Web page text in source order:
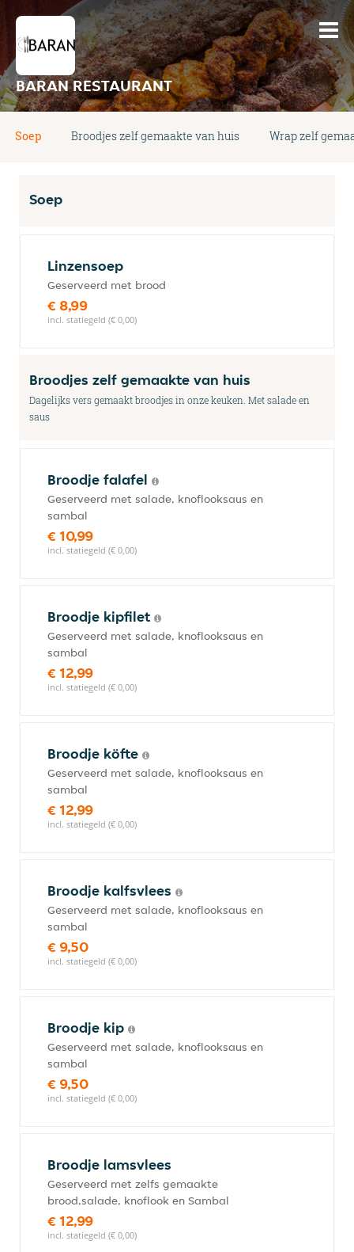
BARAN RESTAURANT
Soep Broodjes zelf gemaakte van huis Wrap zelf
Soep
Linzensoep
Geserveerd met brood
€ 8,99
incl. statiegeld (€ 0,00)
Broodjes zelf gemaakte van huis
Dagelijks vers gemaakt broodjes in onze keuken. Met salade en
saus
Broodje falafel
Geserveerd met salade, knoflooksaus en
sambal
€ 10,99
incl. statiegeld (€ 0,00)
Broodje kipfilet
Geserveerd met salade, knoflooksaus en
sambal
€ 12,99
incl. statiegeld (€ 0,00)
Broodje köfte
Geserveerd met salade, knoflooksaus en
sambal
€ 12,99
incl. statiegeld (€ 0,00)
Broodje kalfsvlees
Geserveerd met salade, knoflooksaus en
sambal
€ 9,50
incl. statiegeld (€ 0,00)
Broodje kip
Geserveerd met salade, knoflooksaus en
sambal
€ 9,50
incl. statiegeld (€ 0,00)
Broodje lamsvlees
Geserveerd met zelfs gemaakte
brood,salade, knoflook en Sambal
€ 12,99
incl. statiegeld (€ 0,00)